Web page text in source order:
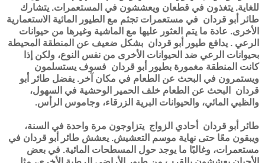
للغاية. يتغذون في قطعان ويعششون في المستعمرات. يتشارك
طائر أبو قردان في مستعمرات تجثم مع الطيور المائية الاستعمارية
الأخرى. عادة ما يتم العثور عليها مع الماشية وغيرها من حيوانات
الرعي . يدافع طيور أبو قردان بشكل ضعيف عن المنطقة المحيطة
بحيوانات الرعي ضد الحيوانات الأخرى من نفس النوع، ولكن إذا
كانت المنطقة مغمورة بطيور أبو قردان فسوف يستسلمون
ويستمرون في البحث عن الطعام في مكان آخر. يفضل طائر أبو
قردان البحث عن الطعام خلف الحمير الوحشية في السهول،
والظبي المائي، والحيوانات البرية الزرقاء، وجاموس الرأس.
طائر أبو قردان أحادي الزواج يتزاوجون مرة واحدة في السنة،
ويبقون معًا حتى نهاية موسم التعشيش. يعشش طائر أبو قردان في
مستعمرات، وغالبًا ما يوجد حول المسطحات المائية. في بعض